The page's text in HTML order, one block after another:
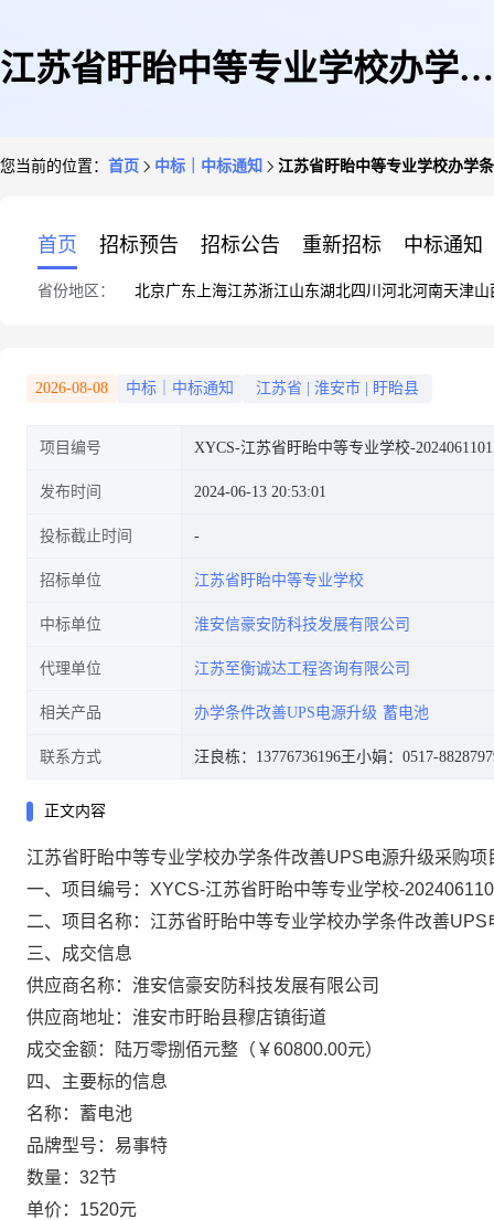
江苏省盱眙中等专业学校办学条
您当前的位置： 首页 中标｜中标通知 江苏省盱眙中等专业学校办学
首页 招标预告 招标公告 重新招标 中标通知
省份地区： 北京广东 上海江苏浙江山东湖北四川 河北河南天津山
2026-08-08 中标｜中标通知 江苏省 淮安市 盱眙县
项目编号 XYCS-江苏省盱眙中等专业学校-2024061101
发布时间 2024-06-13 20:53:01
投标截止时间
招标单位 江苏省盱眙中等专业学校
中标单位 淮安信豪安防科技发展有限公司
代理单位 江苏至衡诚达工程咨询有限公司
相关产品 办学条件改善UPS电源升级 蓄电池
联系方式 汪良栋：13776736196王小娟：0517-
正文内容
江苏省盱眙中等专业学校办学条件改善UPS电源升级采购项
一、项目编号：XYCS-江苏省盱眙中等专业学校-
二、项目名称：江苏省盱眙中等专业学校办学条件改善UPS
三、成交信息
供应商名称：淮安信豪安防科技发展有限公司
供应商地址：淮安市盱眙县穆店镇街道
成交金额：陆万零捌佰元整（￥60800.00元）
四、主要标的信息
名称：蓄电池
品牌型号：易事特
数量：32节
单价：1520元